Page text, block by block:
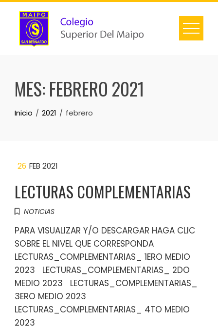
MES: FEBRERO 2021
Inicio 2021 febrero
26 FEB 2021
LECTURAS COMPLEMENTARIAS
NOTICIAS
PARA VISUALIZAR Y/O DESCARGAR HAGA CLIC
SOBRE EL NIVEL QUE CORRESPONDA
LECTURAS_COMPLEMENTARIAS_ 1ERO MEDIO
2023 LECTURAS_COMPLEMENTARIAS_ 2DO
MEDIO 2023 LECTURAS_COMPLEMENTARIAS_
3ERO MEDIO 2023
LECTURAS_COMPLEMENTARIAS_ 4TO MEDIO
2023